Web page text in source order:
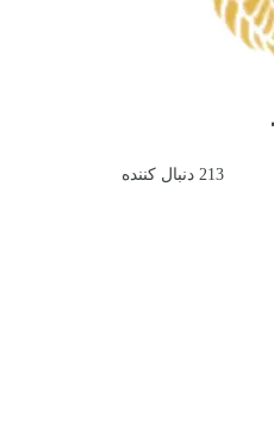
213 دنبال کننده